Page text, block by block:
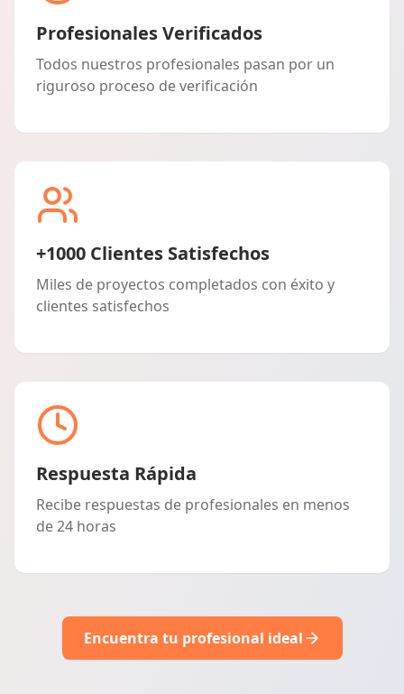
Profesionales Verificados
Todos nuestros profesionales pasan por un
riguroso proceso de verificación
+1000 Clientes Satisfechos
Miles de proyectos completados con éxito y
clientes satisfechos
Respuesta Rápida
Recibe respuestas de profesionales en menos
de 24 horas
Encuentra tu profesional ideal